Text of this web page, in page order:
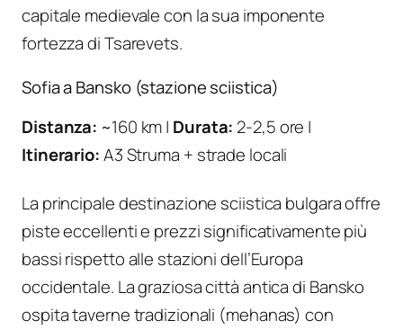
capitale medievale con la sua imponente
fortezza di Tsarevets.
Sofia a Bansko (stazione sciistica)
Distanza: ~160 km | Durata: 2-2,5 ore |
Itinerario:A3 Struma + strade locali
La principale destinazione sciistica bulgara offre
piste eccellenti e prezzi significativamente più
bassi rispetto alle stazioni dell’Europa
occidentale. La graziosa città antica di Bansko
ospita taverne tradizionali (mehanas) con